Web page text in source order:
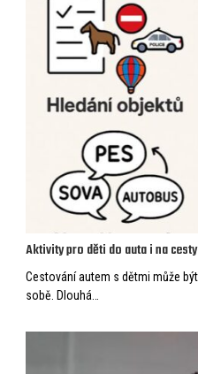
Aktivity pro děti do auta i na cesty
Cestování autem s dětmi může
sobě. Dlouhá…